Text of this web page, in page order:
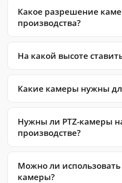
Какое разрешение
производства?
На какой высоте
Какие камеры нужны
Нужны ли PTZ-камеры
производстве?
Можно ли
камеры?